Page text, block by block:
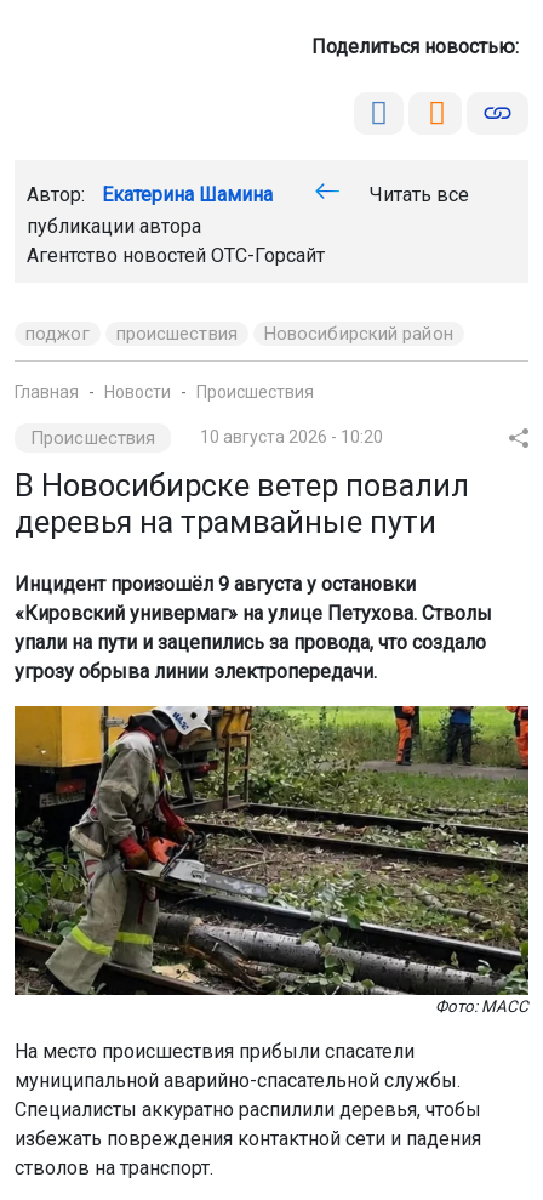
Поделиться новостью:
Автор: Екатерина Шамина
Читать все
публикации автора
Агентство новостей ОТС-Горсайт
поджог происшествия Новосибирский район
Главная Новости Происшествия
Происшествия 10 августа 2026 - 10:20
В Новосибирске ветер повалил
деревья на трамвайные пути
Инцидент произошёл 9 августа у остановки
«Кировский универмаг» на улице Петухова. Стволы
упали на пути и зацепились за провода, что создало
угрозу обрыва линии электропередачи.
Фото: МАСС
На место происшествия прибыли спасатели
муниципальной аварийно-спасательной службы.
Специалисты аккуратно распилили деревья, чтобы
избежать повреждения контактной сети и падения
стволов на транспорт.